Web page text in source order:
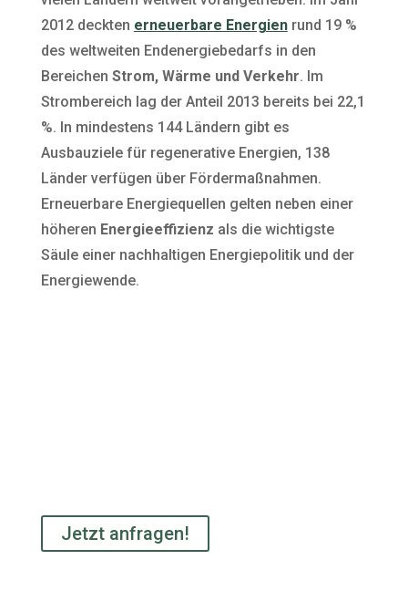
2012 deckten erneuerbare Energienrund 19 %
des weltweiten Endenergiebedarfs in den
Bereichen Strom, Wärme und Verkehr. Im
Strombereich lag der Anteil 2013 bereits bei 22,1
%. In mindestens 144 Ländern gibt es
Ausbauziele für regenerative Energien, 138
Länder verfügen über Fördermaßnahmen.
Erneuerbare Energiequellen gelten neben einer
höheren Energieeffizienz als die wichtigste
Säule einer nachhaltigen Energiepolitik und der
Energiewende.
Jetzt anfragen!